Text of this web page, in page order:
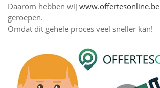
Daarom hebben wij www.offertesonline.be
geroepen.
Omdat dit gehele proces veel sneller kan!